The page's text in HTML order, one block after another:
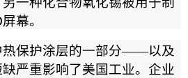
屏幕。
保护涂层的一部分——以及
严重影响了美国工业。企业